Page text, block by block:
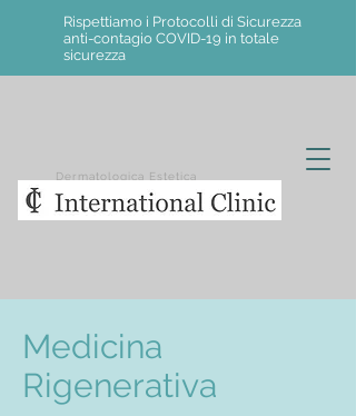
Dermatologica Estetica
Rispettiamo i Protocolli di Sicurezza
anti-contagio COVID-19 in totale
sicurezza
Medicina
Rigenerativa